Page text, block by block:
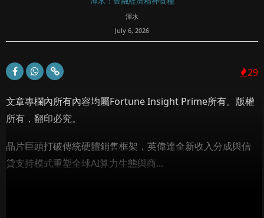
渾水
July 6, 2026
29
文章專欄內所有內容均屬Fortune Insight Prime所有。版權
所有，翻印必究。
晶片巨頭打破傳統硬體銷售框架，英偉達全新收入分成與信
貸支持模式重塑全球AI算力生態與商...